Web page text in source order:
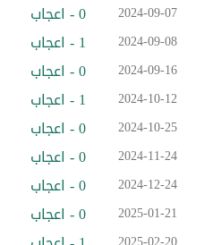
2024-09-07
0 - اعجاب
2024-09-08
1 - اعجاب
2024-09-16
0 - اعجاب
2024-10-12
1 - اعجاب
2024-10-25
0 - اعجاب
2024-11-24
0 - اعجاب
2024-12-24
0 - اعجاب
2025-01-21
0 - اعجاب